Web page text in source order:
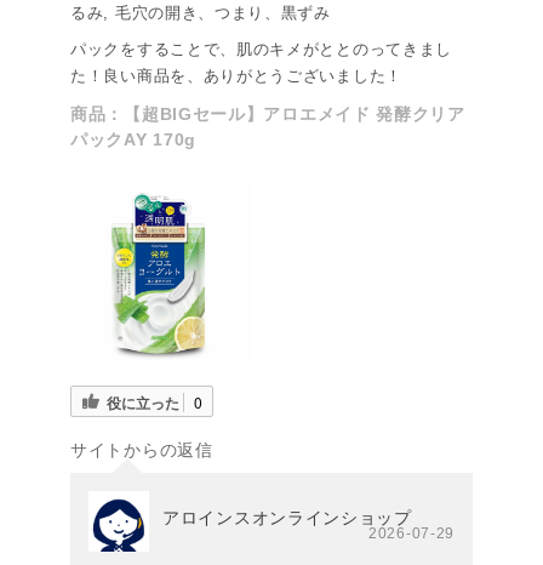
るみ, 毛穴の開き、つまり、黒ずみ
パックをすることで、肌のキメがととのってきまし
た！良い商品を、ありがとうございました！
商品：
【超BIGセール】アロエメイド 発酵クリア
パックAY 170g
役に立った 0
サイトからの返信
アロインスオンラインショップ
2026-07-29